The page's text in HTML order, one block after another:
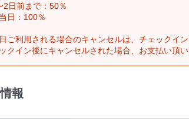
2日前まで：50％
日：100％
ご利用される場合のキャンセルは、チェックイ
クイン後にキャンセルされた場合、お支払い頂い
報